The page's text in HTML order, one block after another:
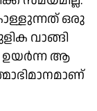
ഒരു
വാങ്ങി
ഉയര്‍ന്ന ആ